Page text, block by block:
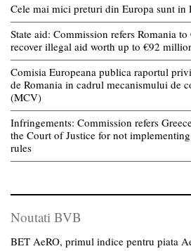
Cele mai mici preturi din Europa sunt in
State aid: Commission refers Romania
recover illegal aid worth up to €92
Comisia Europeana publica raportul
de Romania in cadrul mecanismului de
(MCV)
Infringements: Commission refers
the Court of Justice for not
rules
Noutati BVB
BET AeRO, primul indice pentru piata